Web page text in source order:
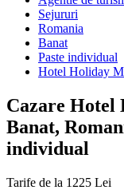
Sejururi
Romania
Banat
Paste individual
Hotel Holiday
Cazare Hotel
Banat,
individual
Tarife de la 1225 Lei